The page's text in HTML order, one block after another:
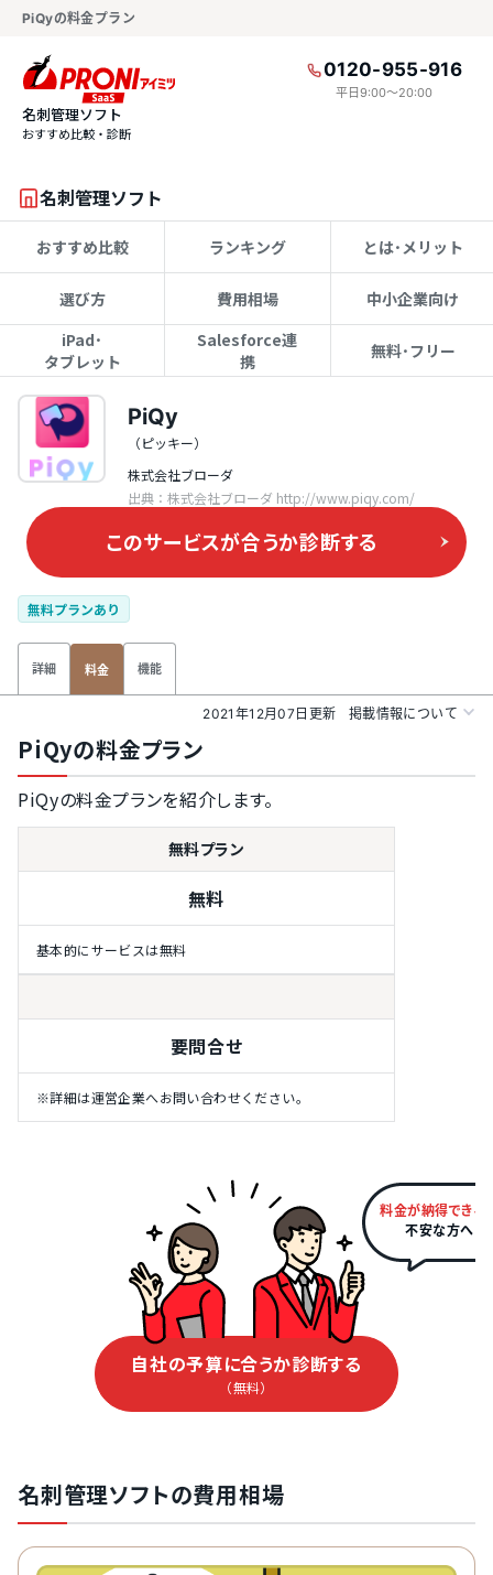
PiQyの料金プラン
0120-955-916
平日9:00〜20:00
名刺管理ソフト
おすすめ比較・診断
名刺管理ソフト
おすすめ比較 ランキング とは･メリット
選び方 費用相場
中小企業向け
iPad･
タブレット
Salesforce連
携
無料･フリー
PiQy
（ピッキー）
株式会社ブローダ
出典：株式会社ブローダ http://www.piqy.com/
このサービスが合うか診断する
無料プランあり
詳細 料金 機能
2021年12月07日更新 掲載情報について
PiQyの料金プラン
PiQyの料金プランを紹介します。
無料プラン
無料
基本的にサービスは無料
要問合せ
※詳細は運営企業へお問い合わせください。
料金が納得できる
不安な方へ
自社の予算に合うか診断する
（無料）
名刺管理ソフトの費用相場